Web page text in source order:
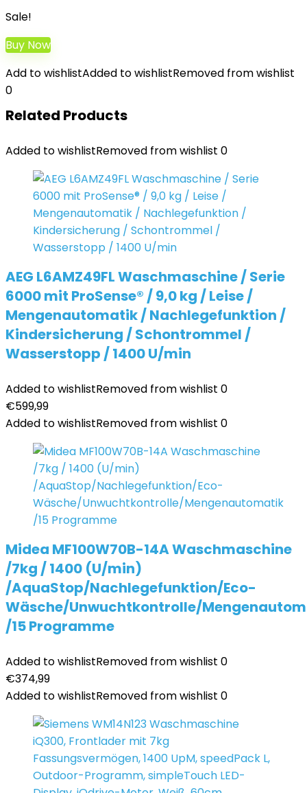
Sale!
Buy Now
Add to wishlistAdded to wishlistRemoved from wishlist
0
Related Products
Added to wishlistRemoved from wishlist 0
AEG L6AMZ49FL Waschmaschine / Serie
6000 mit ProSense® / 9,0 kg / Leise /
Mengenautomatik / Nachlegefunktion /
Kindersicherung / Schontrommel /
Wasserstopp / 1400 U/min
Added to wishlistRemoved from wishlist 0
€599,99
Added to wishlistRemoved from wishlist 0
Midea MF100W70B-14A Waschmaschine
/7kg / 1400 (U/min)
/AquaStop/Nachlegefunktion/Eco-
Wäsche/Unwuchtkontrolle/
/15 Programme
Added to wishlistRemoved from wishlist 0
€374,99
Added to wishlistRemoved from wishlist 0